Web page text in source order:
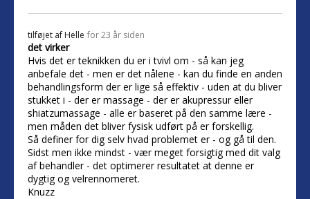
tilføjet af Helle for 23 år siden
det virker
Hvis det er teknikken du er i tvivl om - så kan jeg
anbefale det - men er det nålene - kan du finde en anden
behandlingsform der er lige så effektiv - uden at du bliver
stukket i - der er massage - der er akupressur eller
shiatzumassage - alle er baseret på den samme lære -
men måden det bliver fysisk udført på er forskellig.
Så definer for dig selv hvad problemet er - og gå til den.
Sidst men ikke mindst - vær meget forsigtig med dit valg
af behandler - det optimerer resultatet at denne er
dygtig og velrennomeret.
Knuzz